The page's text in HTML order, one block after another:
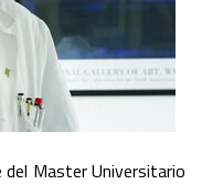
del Master Universitario